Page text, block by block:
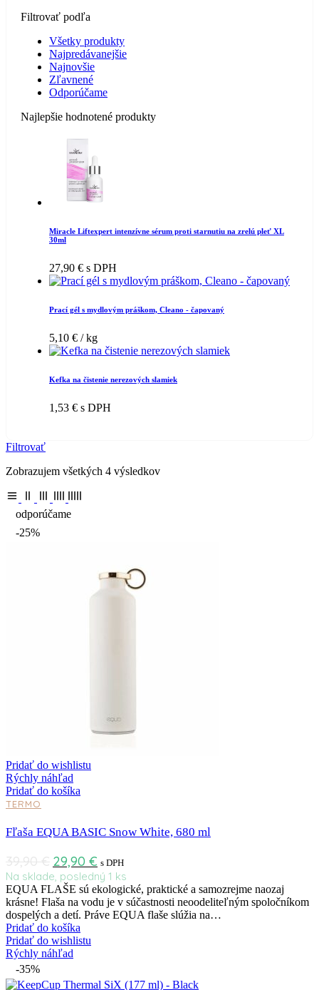
Filtrovať podľa
Všetky produkty
Najpredávanejšie
Najnovšie
Zľavnené
Odporúčame
Najlepšie hodnotené produkty
Miracle Liftexpert intenzívne sérum proti starnutiu na zrelú pleť XL
30ml
27,90 € s DPH
Prací gél s mydlovým práškom, Cleano - čapovaný
5,10 € / kg
Kefka na čistenie nerezových slamiek
1,53 € s DPH
Filtrovať
Zobrazujem všetkých 4 výsledkov
odporúčame
-25%
Pridať do wishlistu
Rýchly náhľad
Pridať do košíka
TERMO
Fľaša EQUA BASIC Snow White, 680 ml
29,90 € s DPH
Na sklade, posledný 1 ks
EQUA FLAŠE sú ekologické, praktické a samozrejme naozaj
krásne! Flaša na vodu je v súčastnosti neoodeliteľným spoločníkom
dospelých a detí. Práve EQUA flaše slúžia na…
Pridať do košíka
Pridať do wishlistu
Rýchly náhľad
-35%